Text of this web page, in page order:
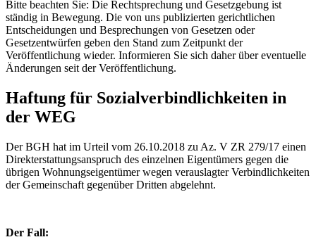
Bitte beachten Sie: Die Rechtsprechung und Gesetzgebung ist
ständig in Bewegung. Die von uns publizierten gerichtlichen
Entscheidungen und Besprechungen von Gesetzen oder
Gesetzentwürfen geben den Stand zum Zeitpunkt der
Veröffentlichung wieder. Informieren Sie sich daher über eventuelle
Änderungen seit der Veröffentlichung.
Haftung für Sozialverbindlichkeiten in
der WEG
Der BGH hat im Urteil vom 26.10.2018 zu Az. V ZR 279/17 einen
Direkterstattungsanspruch des einzelnen Eigentümers gegen die
übrigen Wohnungseigentümer wegen verauslagter Verbindlichkeiten
der Gemeinschaft gegenüber Dritten abgelehnt.
Der Fall: